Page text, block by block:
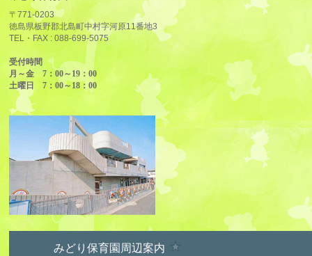
〒771-0203
徳島県板野郡北島町中村字河原11番地3
TEL・FAX :088-699-5075
受付時間
月～金 7：00～19：00
土曜日 7：00～18：00